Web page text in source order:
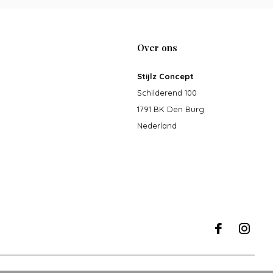
Over ons
Stijlz Concept
Schilderend 100
1791 BK Den Burg
Nederland